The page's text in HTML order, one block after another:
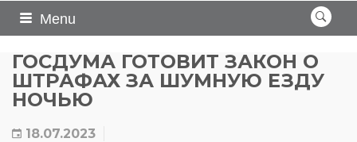
Menu
ГОСДУМА ГОТОВИТ ЗАКОН О
ШТРАФАХ ЗА ШУМНУЮ ЕЗДУ
НОЧЬЮ
18.07.2023